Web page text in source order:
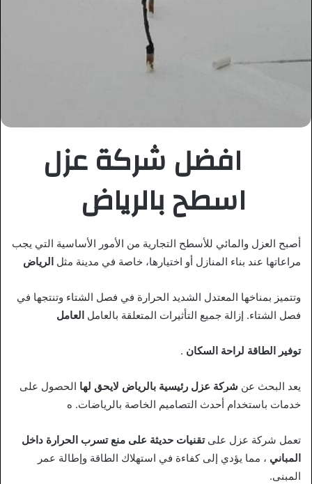
افضل شركة عزل
اسطح بالرياض
أصبح العزل والمائي للأسطح التجارية من الأمور الأساسية التي يجب
مراعاتها عند بناء المنازل أو اختيارها، خاصة في مدينة مثل الرياض
وتتميز بمناخها المعتدل الشديد الحرارة في فصل الشتاء وتنتجها في
فصل الشتاء. إزالة جميع التأثيرات المتعلقة بالعامل العامل
توفير الطاقة لراحة السكان .
يعد البحث عن شركة عزل رئيسية بالرياض لايحق لها الحصول على
خدمات باستخدام أحدث التصاميم الخاصة بالرياضات. ه
تعمل شركة عزل علىتقنيات حديثة على منع تسرب الحرارة داخل
المباني ، مما يؤدي إلى كفاءة في استهلاك الطاقة وإطالة عمر
المبنى.